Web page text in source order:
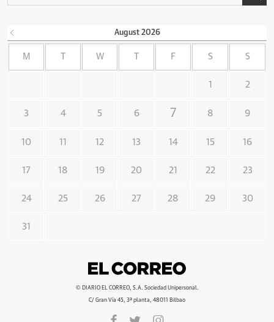
August 2026
M W F S S
1 2
3 4 5 6 7 8 9
10 11 12 13 14 15 16
17 18 19 20 21 22 23
24 25 26 27 28 29 30
31
© DIARIO EL CORREO, S.A. Sociedad Unipersonal.
C/ Gran Vía 45, 3ª planta, 48011 Bilbao